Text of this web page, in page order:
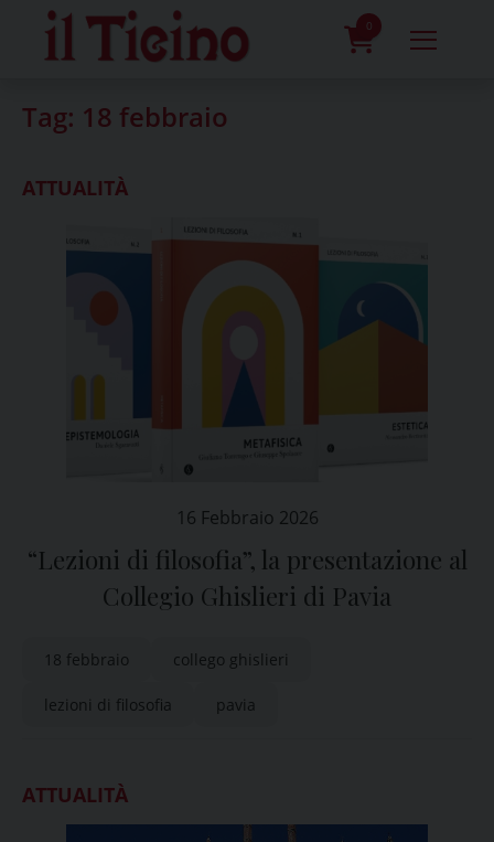
content
0
Tag: 18 febbraio
ATTUALITÀ
16 Febbraio 2026
“Lezioni di filosofia”, la presentazione al
Collegio Ghislieri di Pavia
18 febbraio collego ghislieri
lezioni di filosofia pavia
ATTUALITÀ